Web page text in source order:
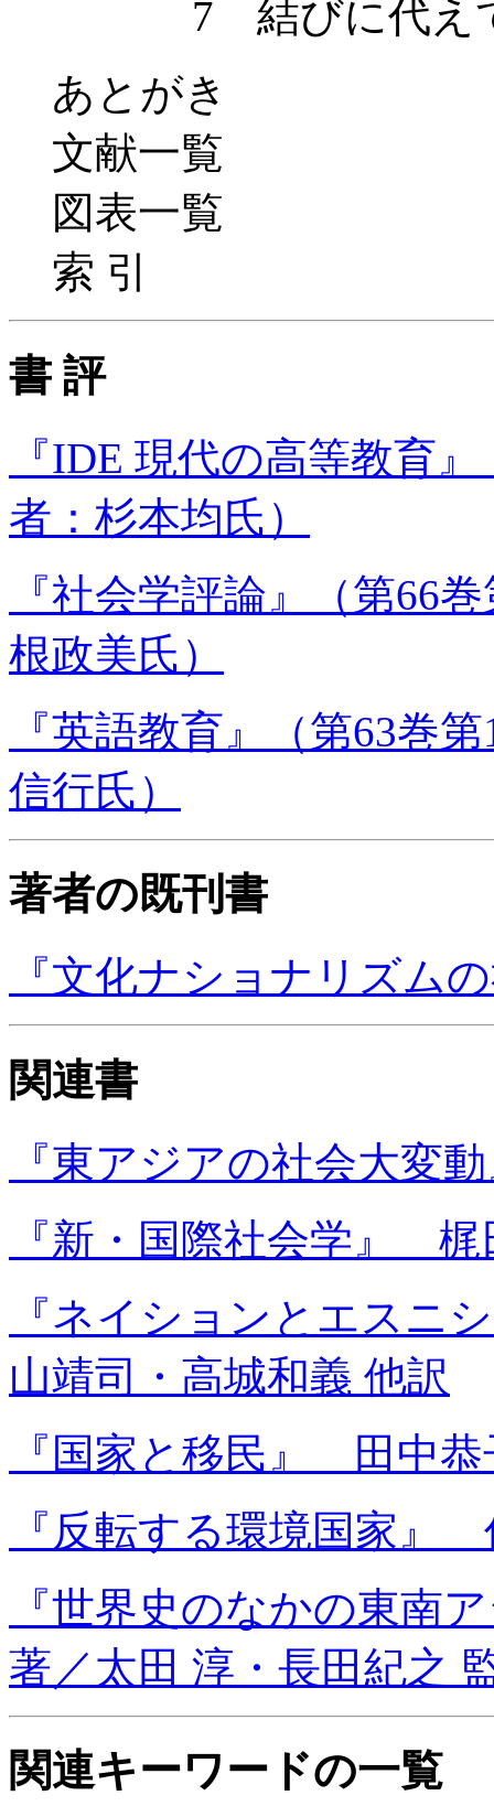
7 結びに代え
あとがき
文献一覧
図表一覧
索 引
書 評
『IDE 現代の高等教育
者：杉本均氏）
『社会学評論』（第66
根政美氏）
『英語教育』（第63巻
信行氏）
著者の既刊書
『文化ナショナリズム
関連書
『東アジアの社会大変
『新・国際社会学』 梶
『ネイションとエスニ
山靖司・高城和義 他訳
『国家と移民』 田中恭
『反転する環境国家』
『世界史のなかの東南
著／太田 淳・長田紀之
関連キーワードの一覧